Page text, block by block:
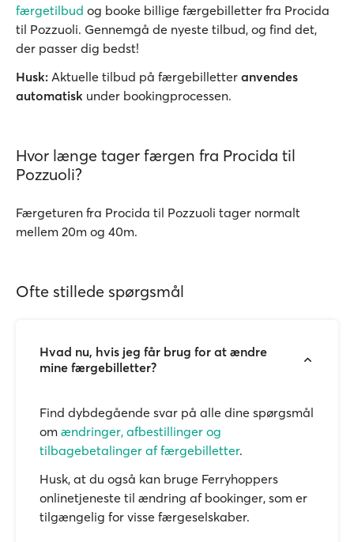
færgetilbud og booke billige færgebilletter fra Procida
til Pozzuoli. Gennemgå de nyeste tilbud, og find det,
der passer dig bedst!
Husk: Aktuelle tilbud på færgebilletter anvendes
automatisk under bookingprocessen.
Hvor længe tager færgen fra Procida til
Pozzuoli?
Færgeturen fra Procida til Pozzuoli tager normalt
mellem 20m og 40m.
Ofte stillede spørgsmål
Hvad nu, hvis jeg får brug for at ændre
mine færgebilletter?
Find dybdegående svar på alle dine spørgsmål
om ændringer, afbestillinger og
tilbagebetalinger af færgebilletter.
Husk, at du også kan bruge Ferryhoppers
onlinetjeneste til ændring af bookinger, som er
tilgængelig for visse færgeselskaber.